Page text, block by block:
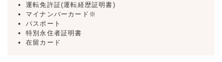
運転免許証(運転経歴証明書)
マイナンバーカード※
パスポート
特別永住者証明書
在留カード